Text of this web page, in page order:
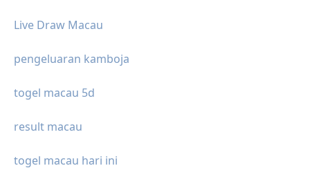
Live Draw Macau
pengeluaran kamboja
togel macau 5d
result macau
togel macau hari ini